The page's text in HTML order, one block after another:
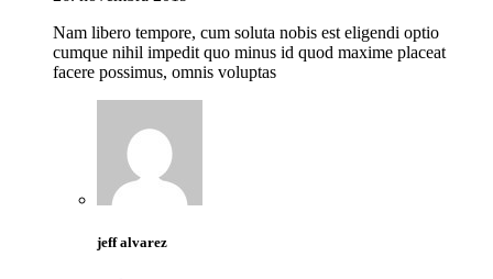
Nam libero tempore, cum soluta nobis est eligendi optio
cumque nihil impedit quo minus id quod maxime placeat
facere possimus, omnis voluptas
jeff alvarez